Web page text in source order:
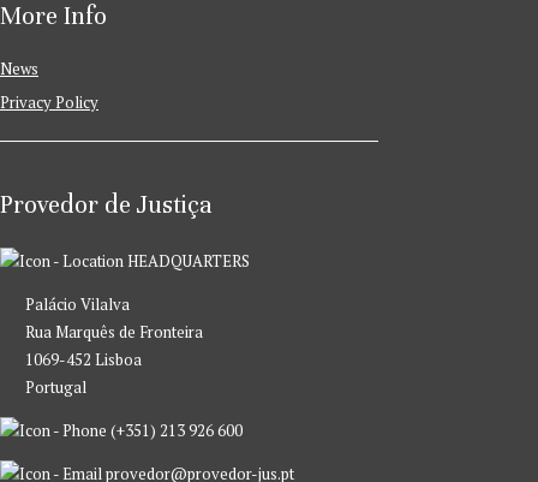
More Info
News
Privacy Policy
Provedor de Justiça
HEADQUARTERS
Palácio Vilalva
Rua Marquês de Fronteira
1069-452 Lisboa
Portugal
(+351) 213 926 600
provedor@provedor-jus.pt